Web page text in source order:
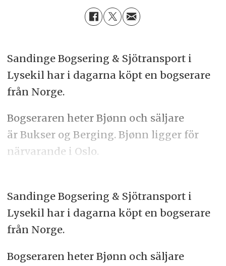
Sandinge Bogsering & Sjötransport i
Lysekil har i dagarna köpt en bogserare
från Norge.
Bogseraren heter Bjønn och säljare
är Bukser og Berging. Bjønn ligger för
närvarande i Oslo.
Sandinge Bogsering & Sjötransport i
Lysekil har i dagarna köpt en bogserare
från Norge.
Bogseraren heter Bjønn och säljare